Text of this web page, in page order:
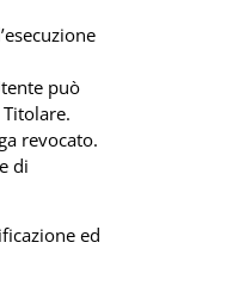
può
revocato.
di
ed